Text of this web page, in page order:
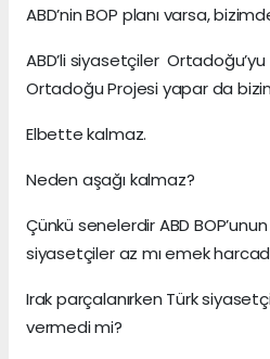
ABD’nin BOP planı varsa,
ABD’li siyasetçiler
Ortadoğu Projesi yapar da
Elbette kalmaz.
Neden aşağı kalmaz?
Çünkü senelerdir ABD
siyasetçiler az mı emek
Irak parçalanırken Türk
vermedi mi?